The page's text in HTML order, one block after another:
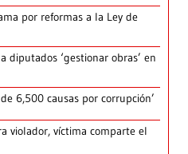
por reformas a la Ley de
diputados ‘gestionar obras’ en
6,500 causas por corrupción’
violador, víctima comparte el